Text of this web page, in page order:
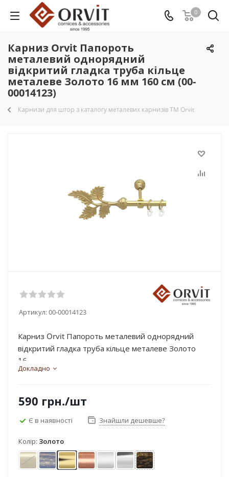
0
Карниз Orvit Папороть
металевий однорядний
відкритий гладка труба кільце
металеве Золото 16 мм 160 см (00-
00014123)
Карнизи для штор з каталогу металевих карнизів TM Orvit
Артикул:00-00014123
Карниз Orvit Папороть металевий однорядний
відкритий гладка труба кільце металеве Золото
16...
Докладно
590 грн./шт
Є в наявності Знайшли дешевше?
Колір: Золото
АнтикБлакить золота
ЗолотоМідьСатин ХромЧорне золото